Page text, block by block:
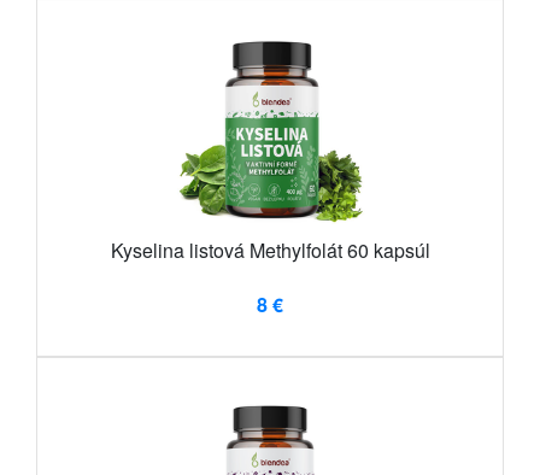
Kyselina listová Methylfolát 60 kapsúl
8 €